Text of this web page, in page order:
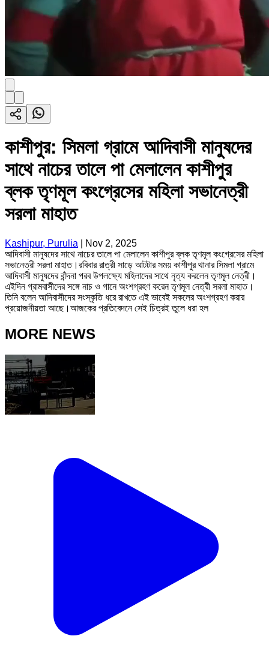
কাশীপুর: সিমলা গ্রামে আদিবাসী মানুষদের
সাথে নাচের তালে পা মেলালেন কাশীপুর
ব্লক তৃণমূল কংগ্রেসের মহিলা সভানেত্রী
সরলা মাহাত
Kashipur, Purulia
Nov 2, 2025
আদিবাসী মানুষদের সাথে নাচের তালে পা মেলালেন কাশীপুর ব্লক তৃণমূল কংগ্রেসের মহিলা
সভানেত্রী সরলা মাহাত।রবিবার রাত্রী সাড়ে আটটার সময় কাশীপুর থানার সিমলা গ্রামে
আদিবাসী মানুষদের বাঁন্দনা পরব উপলক্ষ্যে মহিলাদের সাথে নৃত্য করলেন তৃণমূল নেত্রী।
এইদিন গ্রামবাসীদের সঙ্গে নাচ ও গানে অংশগ্রহণ করেন তৃণমূল নেত্রী সরলা মাহাত।
তিনি বলেন আদিবাসীদের সংস্কৃতি ধরে রাখতে এই ভাবেই সকলের অংশগ্রহণ করার
প্রয়োজনীয়তা আছে।আজকের প্রতিবেদনে সেই চিত্রই তুলে ধরা হল
MORE NEWS